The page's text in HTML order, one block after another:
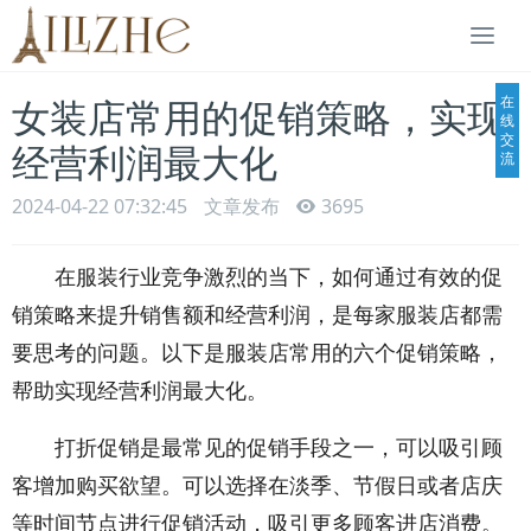
女装店常用的促销策略，实现
经营利润最大化
2024-04-22 07:32:45 文章发布 3695
在服装行业竞争激烈的当下，如何通过有效的促
销策略来提升销售额和经营利润，是每家服装店都需
要思考的问题。以下是服装店常用的六个促销策略，
帮助实现经营利润最大化。
打折促销是最常见的促销手段之一，可以吸引顾
客增加购买欲望。可以选择在淡季、节假日或者店庆
等时间节点进行促销活动，吸引更多顾客进店消费。
在
线
交
流